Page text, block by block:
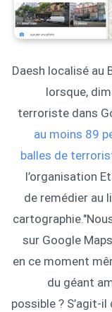
Daesh localisé au
lorsque,
terroriste dans
au moins 89
balles de
l’organisation
de remédier au
sur Google
en ce moment
du géant
possible ? S’agit-il